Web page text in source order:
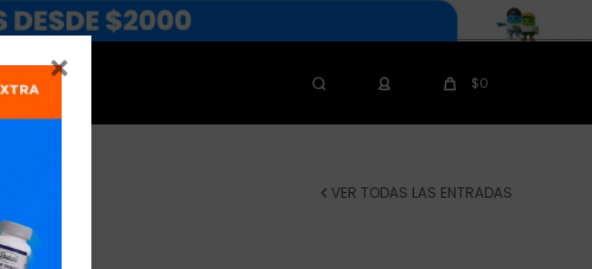

$0
VER TODAS LAS ENTRADAS